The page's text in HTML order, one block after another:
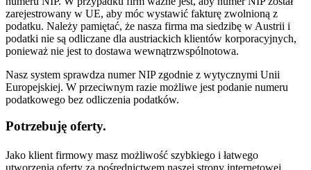
zarejestrowany w UE, aby móc wystawić fakturę zwolnioną z
podatku. Należy pamiętać, że nasza firma ma siedzibę w Austrii i
podatki nie są odliczane dla austriackich klientów korporacyjnych,
ponieważ nie jest to dostawa wewnątrzwspólnotowa.
Nasz system sprawdza numer NIP zgodnie z wytycznymi Unii
Europejskiej. W przeciwnym razie możliwe jest podanie numeru
podatkowego bez odliczenia podatków.
Potrzebuję oferty.
Jako klient firmowy masz możliwość szybkiego i łatwego
utworzenia oferty za pośrednictwem naszej strony internetowej.